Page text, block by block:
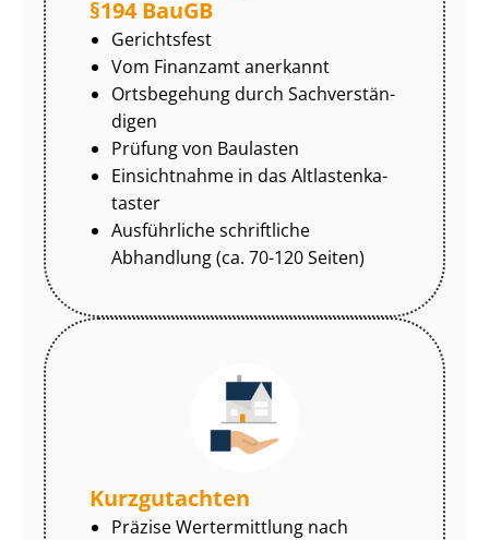
§194 BauGB
Gerichtsfest
Vom Finanzamt anerkannt
Ortsbegehung durch Sach­ver­stän­
di­gen
Prüfung von Baulasten
Einsichtnahme in das Alt­las­ten­ka­
tas­ter
Ausführliche schriftliche
Abhandlung (ca. 70-120 Seiten)
Kurzgutachten
Präzise Wertermittlung nach